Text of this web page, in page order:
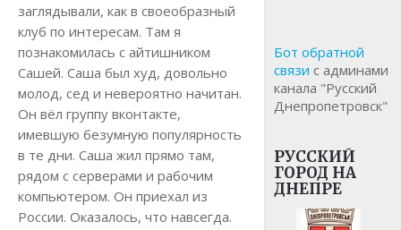
заглядывали, как в своеобразный
клуб по интересам. Там я
познакомилась с айтишником
Сашей. Саша был худ, довольно
молод, сед и невероятно начитан.
Он вёл группу вконтакте,
имевшую безумную популярность
в те дни. Саша жил прямо там,
рядом с серверами и рабочим
компьютером. Он приехал из
России. Оказалось, что навсегда.
Бот обратной
связи с админами
канала "Русский
Днепропетровск"
РУССКИЙ
ГОРОД НА
ДНЕПРЕ